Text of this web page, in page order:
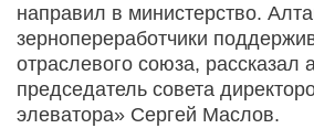
направил в министерство.
зернопереработчики
отраслевого союза, рассказал
председатель совета
элеватора» Сергей Маслов.